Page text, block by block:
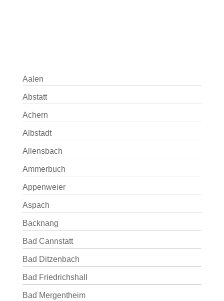
Aalen
Abstatt
Achern
Albstadt
Allensbach
Ammerbuch
Appenweier
Aspach
Backnang
Bad Cannstatt
Bad Ditzenbach
Bad Friedrichshall
Bad Mergentheim